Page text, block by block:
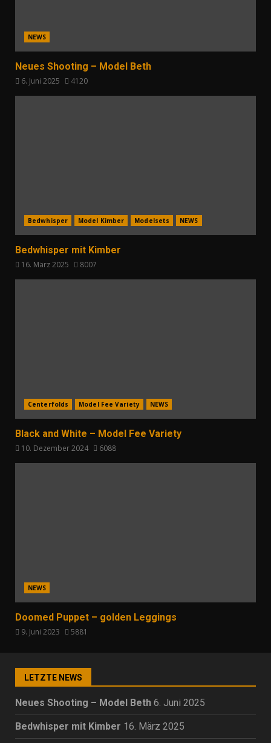
NEWS
Neues Shooting – Model Beth
6. Juni 2025 4120
Bedwhisper Model Kimber Modelsets NEWS
Bedwhisper mit Kimber
16. März 2025 8007
Centerfolds Model Fee Variety NEWS
Black and White – Model Fee Variety
10. Dezember 2024 6088
NEWS
Doomed Puppet – golden Leggings
9. Juni 2023 5881
LETZTE NEWS
Neues Shooting – Model Beth 6. Juni 2025
Bedwhisper mit Kimber 16. März 2025